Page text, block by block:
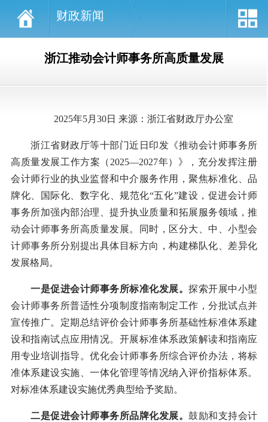
财政新闻
浙江推动会计师事务所高质量发展
2025年5月30日 来源：浙江省财政厅办公室
浙江省财政厅等十部门近日印发《推动会计师事务所
高质量发展工作方案（2025—2027年）》，充分发挥注册
会计师行业的执业监督和中介服务作用，聚焦标准化、品
牌化、国际化、数字化、规范化“五化”建设，促进会计师
事务所加强内部治理、提升执业质量和拓展服务领域，推
动会计师事务所高质量发展。同时，区分大、中、小型会
计师事务所分别提出具体目标方向，构建梯队化、差异化
发展格局。
一是促进会计师事务所标准化发展。 探索开展中小型
会计师事务所普适性分项制度指南制定工作，分批试点并
宣传推广。定期总结评价会计师事务所基础性标准体系建
设和指南试点应用情况。开展标准体系政策解读和指南应
用专业培训指导。优化会计师事务所综合评价办法，将标
准体系建设实施、一体化管理等情况纳入评价指标体系。
对标准体系建设实施优秀典型给予奖励。
二是促进会计师事务所品牌化发展。 鼓励和支持会计